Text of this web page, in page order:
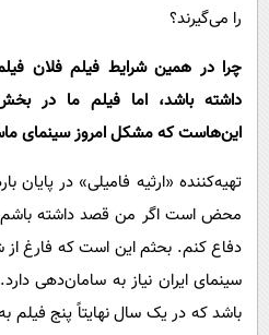
را می‌گیرند؟
چرا در همین شرایط فیلم فلان
داشته باشد، اما فیلم ما در
این‌هاست که مشکل امروز سینمای
تهیه‌کننده «ارثیه فامیلی» در پایان
محض است اگر من قصد داشته باشم
دفاع کنم. بحثم این است که فارغ از
سینمای ایران نیاز به سامان‌دهی
باشد که در یک سال نهایتاً پنج فیلم